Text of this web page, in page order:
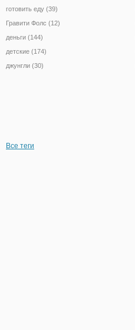
готовить еду (39)
Гравити Фолс (12)
деньги (144)
детские (174)
джунгли (30)
Все теги